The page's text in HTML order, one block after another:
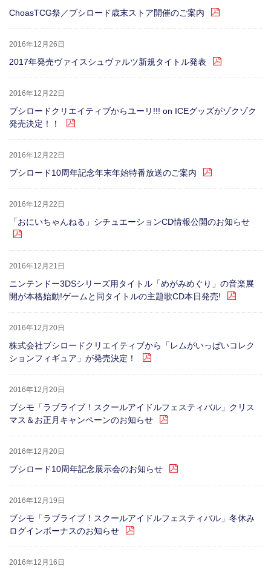
ChoasTCG祭／ブシロード歳末ストア開催のご案内
2016年12月26日
2017年発売ヴァイスシュヴァルツ新規タイトル発表
2016年12月22日
ブシロードクリエイティブからユーリ!!! on ICEグッズがゾクゾク
発売決定！！
2016年12月22日
ブシロード10周年記念年末年始特番放送のご案内
2016年12月22日
「おにいちゃんねる」シチュエーションCD情報公開のお知らせ
2016年12月21日
ニンテンドー3DSシリーズ用タイトル「めがみめぐり」の音楽展
開が本格始動!ゲームと同タイトルの主題歌CD本日発売!
2016年12月20日
株式会社ブシロードクリエイティブから「レムがいっぱいコレク
ションフィギュア」が発売決定！
2016年12月20日
ブシモ「ラブライブ！スクールアイドルフェスティバル」クリス
マス＆お正月キャンペーンのお知らせ
2016年12月20日
ブシロード10周年記念展示会のお知らせ
2016年12月19日
ブシモ「ラブライブ！スクールアイドルフェスティバル」冬休み
ログインボーナスのお知らせ
2016年12月16日